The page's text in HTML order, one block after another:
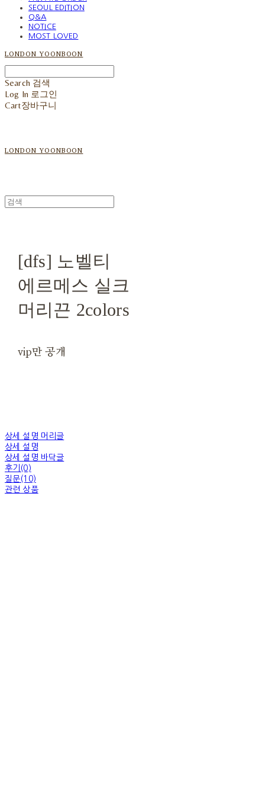
SEOUL EDITION
Q&A
NOTICE
MOST LOVED
LONDON YOONBOON
Search 검색
Log In 로그인
Cart장바구니
LONDON YOONBOON
[dfs] 노벨티
에르메스 실크
머리끈 2colors
vip만 공개
상세 설명 머리글
상세 설명
상세 설명 바닥글
후기(0)
질문(10)
관련 상품